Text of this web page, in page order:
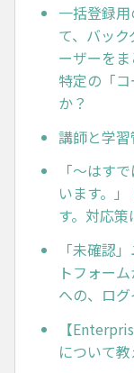
一括登録
て、バッ
ーザーを
特定の「
か？
講師と学習
「～はす
います。
す。対応策
「未確認
トフォー
への、ロ
【
について